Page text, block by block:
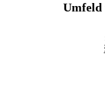
Umfeld